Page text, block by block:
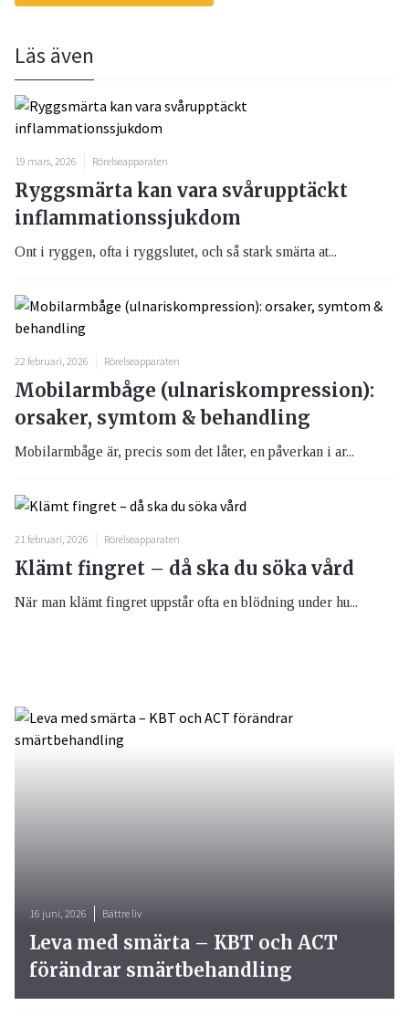
Läs även
19 mars, 2026 Rörelseapparaten
Ryggsmärta kan vara svårupptäckt
inflammationssjukdom
Ont i ryggen, ofta i ryggslutet, och så stark smärta at...
22 februari, 2026 Rörelseapparaten
Mobilarmbåge (ulnariskompression):
orsaker, symtom & behandling
Mobilarmbåge är, precis som det låter, en påverkan i ar...
21 februari, 2026 Rörelseapparaten
Klämt fingret – då ska du söka vård
När man klämt fingret uppstår ofta en blödning under hu...
16 juni, 2026 Bättre liv
Leva med smärta – KBT och ACT
förändrar smärtbehandling